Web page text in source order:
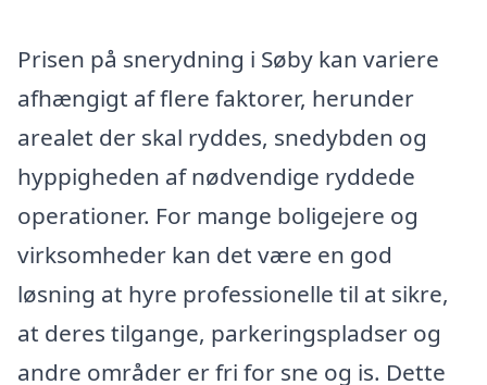
Prisen på snerydning i Søby kan variere
afhængigt af flere faktorer, herunder
arealet der skal ryddes, snedybden og
hyppigheden af nødvendige ryddede
operationer. For mange boligejere og
virksomheder kan det være en god
løsning at hyre professionelle til at sikre,
at deres tilgange, parkeringspladser og
andre områder er fri for sne og is. Dette